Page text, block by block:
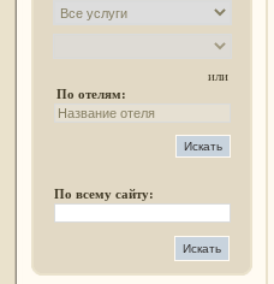
или
По отелям:
По всему сайту: